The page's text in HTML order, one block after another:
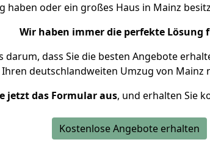
haben oder ein großes Haus in Mainz
Wir haben immer die perfekte Lösung
dass Sie die besten Angebote
deutschlandweiten Umzug von Mainz
jetzt das Formular aus, und erhalten Sie
Kostenlose Angebote erhalten